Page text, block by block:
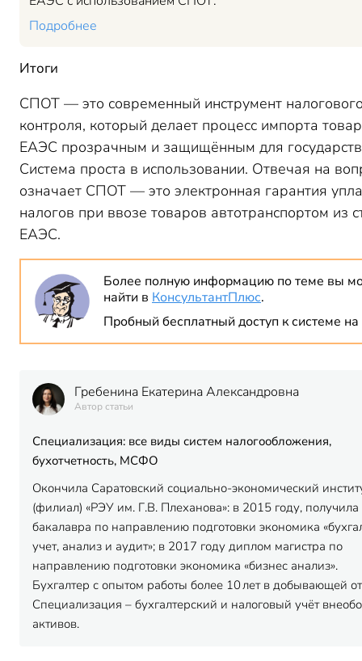
Подробнее
Итоги
СПОТ — это современный инструмент
контроля, который делает процесс импорта
ЕАЭС прозрачным и защищённым для
Система проста в использовании. Отвечая на
означает СПОТ — это электронная гарантия
налогов при ввозе товаров автотранспортом из
ЕАЭС.
Более полную информацию по теме вы
найти в КонсультантПлюс.
Пробный бесплатный доступ к системе
Гребенина Екатерина Александровна
Автор статьи
Специализация: все виды систем налогообложения,
бухотчетность, МСФО
Окончила Саратовский социально-экономический
(филиал) «РЭУ им. Г.В. Плеханова»: в 2015 году,
бакалавра по направлению подготовки экономика
учет, анализ и аудит»; в 2017 году диплом магистра по
направлению подготовки экономика «бизнес анализ».
Бухгалтер с опытом работы более 10 лет в добывающей
Специализация – бухгалтерский и налоговый учёт
активов.